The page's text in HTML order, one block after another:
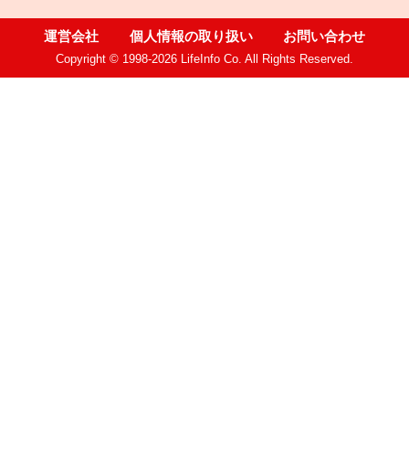
運営会社 個人情報の取り扱い お問い合わせ
Copyright © 1998-2026 LifeInfo Co. All Rights Reserved.